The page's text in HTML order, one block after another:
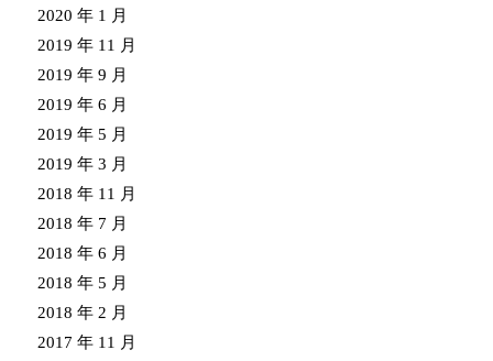
2020 年 1 月
2019 年 11 月
2019 年 9 月
2019 年 6 月
2019 年 5 月
2019 年 3 月
2018 年 11 月
2018 年 7 月
2018 年 6 月
2018 年 5 月
2018 年 2 月
2017 年 11 月